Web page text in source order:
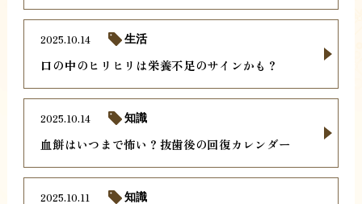
口の中のヒリヒリは栄養不足のサインかも？
2025.10.14 生活
血餅はいつまで怖い？抜歯後の回復カレンダー
2025.10.14 知識
2025.10.11 知識